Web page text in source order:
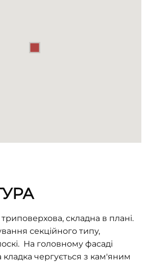
складна в плані.
секційного типу,
На головному фасаді
кладка чергується з кам'яним